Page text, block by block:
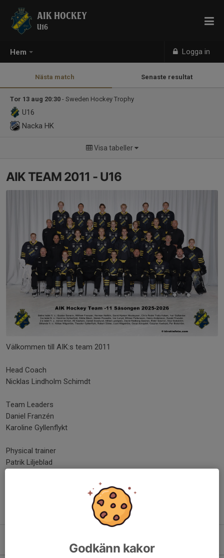
Hem Logga in
AIK HOCKEY
U16
Nästa match Senaste resultat
Tor 13 aug 20:30 - Sweden Hockey Trophy
U16
Nacka HK
Visa tabeller
AIK TEAM 2011 - U16
Välkommen till AIK:s team 2011
Head Coach
Nicklas Lindholm Schimdt
Team Leaders
Daniel Franzén
Karoline Gyllenflykt
Physical trainer
Patrik Liljeblad
Kommande aktiviteterGodkänn kakor